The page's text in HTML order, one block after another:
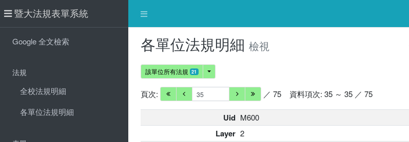
暨大法規表單系統
Google 全文檢索
法規
全校法規明細
各單位法規明細
各單位法規明細 檢視
該單位所有法規 21
頁次: ／ 75 資料項次: 35 ～ 35 ／ 75
Uid M600
Layer 2